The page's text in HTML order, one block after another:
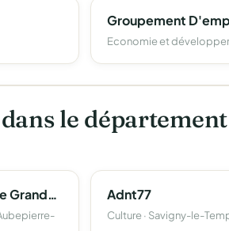
Groupement
Economie et
le
Groupement D'employeurs De Grandvillé Adnt77
Culture · Savigny-le-